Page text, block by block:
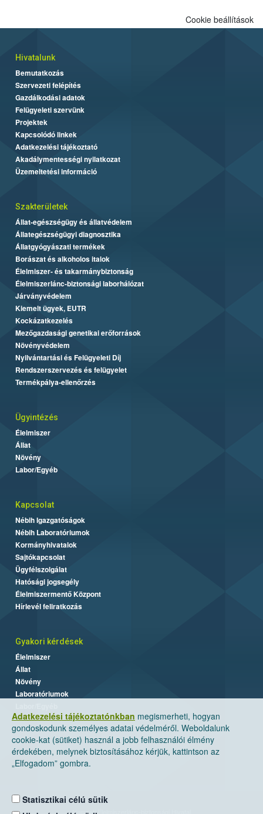
Adatkezelési tájékoztatónkban megismerheti, hogyan
gondoskodunk személyes adatai védelméről. Weboldalunk
cookie-kat (sütiket) használ a jobb felhasználói élmény
érdekében, melynek biztosításához kérjük, kattintson az
„Elfogadom” gombra.
Statisztikai célú sütik
Cookie beállítások
Hivatalunk
Bemutatkozás
Szervezeti felépítés
Gazdálkodási adatok
Felügyeleti szervünk
Projektek
Kapcsolódó linkek
Adatkezelési tájékoztató
Akadálymentességi nyilatkozat
Üzemeltetési információ
Szakterületek
Állat-egészségügy és állatvédelem
Állategészségügyi diagnosztika
Állatgyógyászati termékek
Borászat és alkoholos italok
Élelmiszer- és takarmánybiztonság
Élelmiszerlánc-biztonsági laborhálózat
Járványvédelem
Kiemelt ügyek, EUTR
Kockázatkezelés
Mezőgazdasági genetikai erőforrások
Növényvédelem
Nyilvántartási és Felügyeleti Díj
Rendszerszervezés és felügyelet
Termékpálya-ellenőrzés
Ügyintézés
Élelmiszer
Állat
Növény
Labor/Egyéb
Kapcsolat
Nébih Igazgatóságok
Nébih Laboratóriumok
Kormányhivatalok
Sajtókapcsolat
Ügyfélszolgálat
Hatósági jogsegély
Élelmiszermentő Központ
Hírlevél feliratkozás
Gyakori kérdések
Élelmiszer
Állat
Növény
Laboratóriumok
Nemzeti Élelmiszerlánc-biztonsági Hivatal